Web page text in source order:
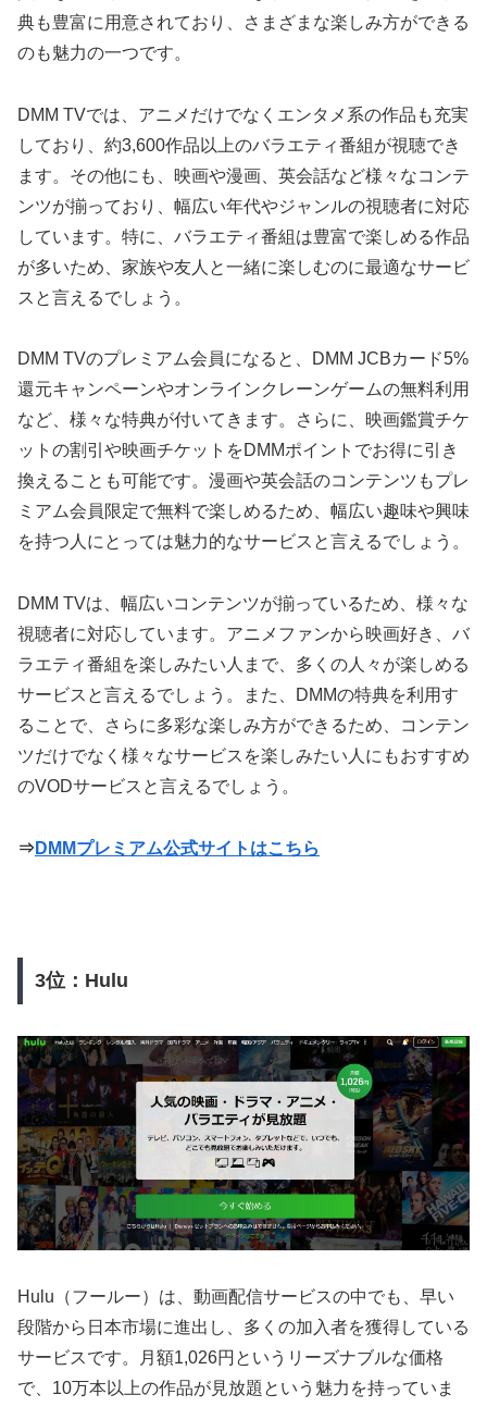
典も豊富に用意されており、さまざまな楽しみ方ができる
のも魅力の一つです。
DMM TVでは、アニメだけでなくエンタメ系の作品も充実
しており、約3,600作品以上のバラエティ番組が視聴でき
ます。その他にも、映画や漫画、英会話など様々なコンテ
ンツが揃っており、幅広い年代やジャンルの視聴者に対応
しています。特に、バラエティ番組は豊富で楽しめる作品
が多いため、家族や友人と一緒に楽しむのに最適なサービ
スと言えるでしょう。
DMM TVのプレミアム会員になると、DMM JCBカード5%
還元キャンペーンやオンラインクレーンゲームの無料利用
など、様々な特典が付いてきます。さらに、映画鑑賞チケ
ットの割引や映画チケットをDMMポイントでお得に引き
換えることも可能です。漫画や英会話のコンテンツもプレ
ミアム会員限定で無料で楽しめるため、幅広い趣味や興味
を持つ人にとっては魅力的なサービスと言えるでしょう。
DMM TVは、幅広いコンテンツが揃っているため、様々な
視聴者に対応しています。アニメファンから映画好き、バ
ラエティ番組を楽しみたい人まで、多くの人々が楽しめる
サービスと言えるでしょう。また、DMMの特典を利用す
ることで、さらに多彩な楽しみ方ができるため、コンテン
ツだけでなく様々なサービスを楽しみたい人にもおすすめ
のVODサービスと言えるでしょう。
⇒ DMMプレミアム公式サイトはこちら
3位：Hulu
Hulu（フールー）は、動画配信サービスの中でも、早い
段階から日本市場に進出し、多くの加入者を獲得している
サービスです。月額1,026円というリーズナブルな価格
で、10万本以上の作品が見放題という魅力を持っていま